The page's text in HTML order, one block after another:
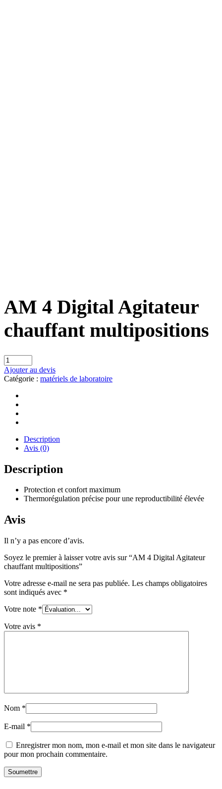
AM 4 Digital Agitateur
chauffant multipositions
Ajouter au devis
Catégorie : matériels de laboratoire
Description
Avis (0)
Description
Protection et confort maximum
Thermorégulation précise pour une reproductibilité élevée
Avis
Il n’y a pas encore d’avis.
Soyez le premier à laisser votre avis sur “AM 4 Digital Agitateur
chauffant multipositions”
Votre adresse e-mail ne sera pas publiée. Les champs obligatoires
sont indiqués avec *
Votre note *
Votre avis *
Nom *
E-mail *
Enregistrer mon nom, mon e-mail et mon site dans le navigateur
pour mon prochain commentaire.